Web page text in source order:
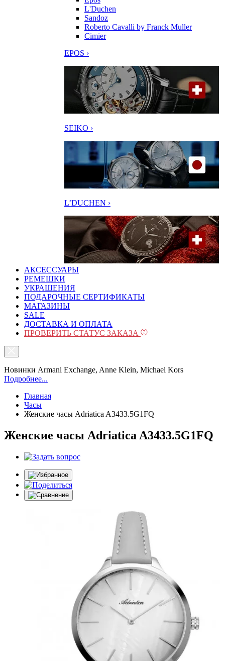
L'Duchen
Sandoz
Roberto Cavalli by Franck Muller
Cimier
EPOS ›
SEIKO ›
L’DUCHEN ›
АКСЕССУАРЫ
РЕМЕШКИ
УКРАШЕНИЯ
ПОДАРОЧНЫЕ СЕРТИФИКАТЫ
МАГАЗИНЫ
SALE
ДОСТАВКА И ОПЛАТА
ПРОВЕРИТЬ СТАТУС ЗАКАЗА
Новинки Armani Exchange, Anne Klein, Michael Kors
Подробнее...
Главная
Часы
Женские часы Adriatica A3433.5G1FQ
Женские часы Adriatica A3433.5G1FQ